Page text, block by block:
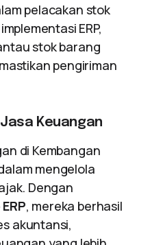
pelacakan stok
ERP,
stok barang
pengiriman
Keuangan
di Kembangan
mengelola
Dengan
, mereka berhasil
akuntansi,